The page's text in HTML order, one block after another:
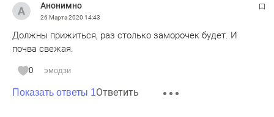
Анонимно
26 Марта 2020 14:43
Должны прижиться, раз столько заморочек будет. И
почва свежая.
0 эмодзи
Показать ответы 1Ответить